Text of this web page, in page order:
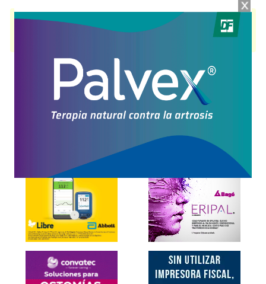
RENOVATEURS
y se indica como
. Es producido porCepage
y cuenta con 2
Otros productos con
producto cosmético
Otros productos de Cepage